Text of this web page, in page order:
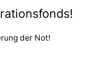
der Not!